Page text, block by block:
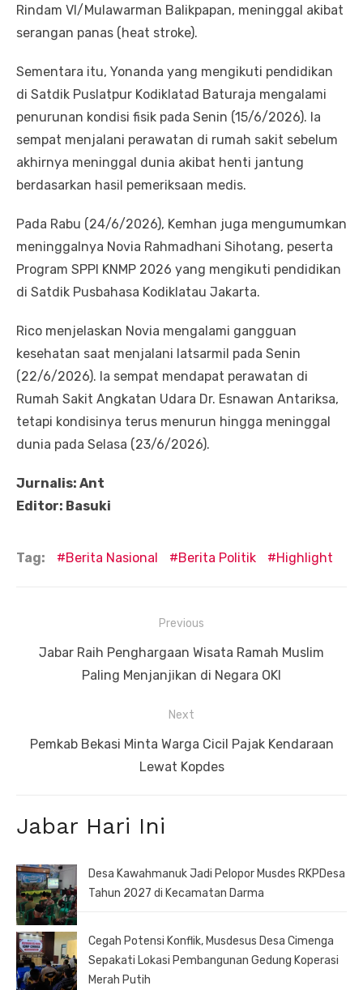
Rindam VI/Mulawarman Balikpapan, meninggal akibat
serangan panas (heat stroke).
Sementara itu, Yonanda yang mengikuti pendidikan
di Satdik Puslatpur Kodiklatad Baturaja mengalami
penurunan kondisi fisik pada Senin (15/6/2026). Ia
sempat menjalani perawatan di rumah sakit sebelum
akhirnya meninggal dunia akibat henti jantung
berdasarkan hasil pemeriksaan medis.
Pada Rabu (24/6/2026), Kemhan juga mengumumkan
meninggalnya Novia Rahmadhani Sihotang, peserta
Program SPPI KNMP 2026 yang mengikuti pendidikan
di Satdik Pusbahasa Kodiklatau Jakarta.
Rico menjelaskan Novia mengalami gangguan
kesehatan saat menjalani latsarmil pada Senin
(22/6/2026). Ia sempat mendapat perawatan di
Rumah Sakit Angkatan Udara Dr. Esnawan Antariksa,
tetapi kondisinya terus menurun hingga meninggal
dunia pada Selasa (23/6/2026).
Jurnalis: Ant
Editor: Basuki
Tag: Berita Nasional Berita Politik Highlight
pos
Previous
Previous
Jabar Raih Penghargaan Wisata Ramah Muslim
Paling Menjanjikan di Negara OKI
Next
Next
Pemkab Bekasi Minta Warga Cicil Pajak Kendaraan
Lewat Kopdes
Jabar Hari Ini
Desa Kawahmanuk Jadi Pelopor Musdes RKPDesa
Tahun 2027 di Kecamatan Darma
Cegah Potensi Konflik, Musdesus Desa Cimenga
Sepakati Lokasi Pembangunan Gedung Koperasi
Merah Putih